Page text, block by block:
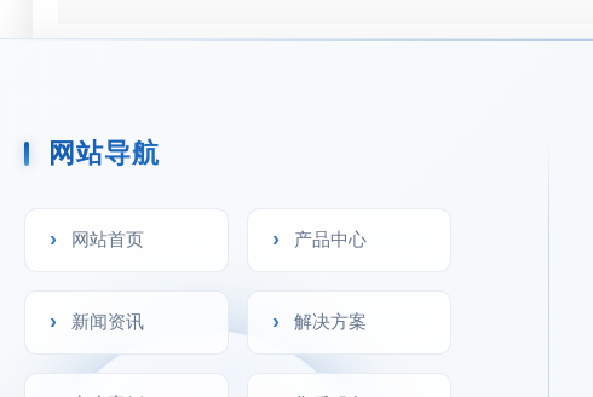
网站导航
网站首页 产品中心
新闻资讯 解决方案